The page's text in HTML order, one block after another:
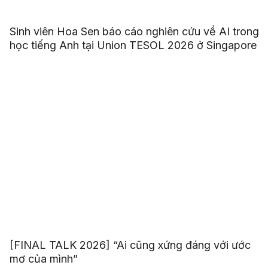
Sinh viên Hoa Sen báo cáo nghiên cứu về AI trong
học tiếng Anh tại Union TESOL 2026 ở Singapore
[FINAL TALK 2026] “Ai cũng xứng đáng với ước
mơ của mình”